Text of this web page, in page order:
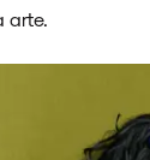
arte.